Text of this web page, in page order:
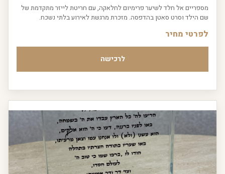
מספריים אל חלד לשיער פרימיום לחלאקה, עם חריטת לייזר מתקדמת של
שם הילד וסרט סאטן בהדפסה. מזכרת מרגשת לאירוע בלתי נשכח.
לפרטי מחיר
לרכישה